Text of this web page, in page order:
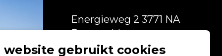
Energieweg 2 3771 NA
Barneveld
website gebruikt cookies